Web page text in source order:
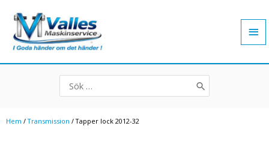
innehåll
Search
for:
Hem /Transmission / Tapper lock 2012-32